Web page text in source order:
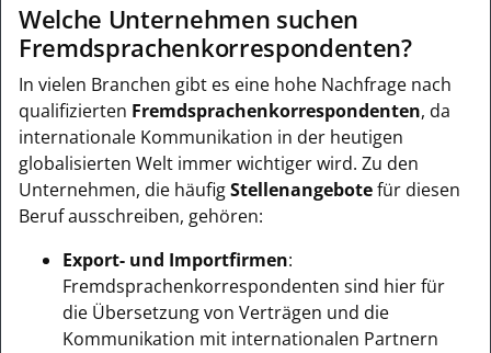
Welche Unternehmen suchen
Fremdsprachenkorrespondenten?
In vielen Branchen gibt es eine hohe Nachfrage nach
qualifizierten Fremdsprachenkorrespondenten, da
internationale Kommunikation in der heutigen
globalisierten Welt immer wichtiger wird. Zu den
Unternehmen, die häufigStellenangebotefür diesen
Beruf ausschreiben, gehören:
Export- und Importfirmen:
Fremdsprachenkorrespondenten sind hier für
die Übersetzung von Verträgen und die
Kommunikation mit internationalen Partnern